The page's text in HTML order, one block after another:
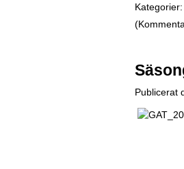
Kategorier:
Publicerat